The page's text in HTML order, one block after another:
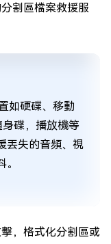
割區檔案救援服
如硬碟、移動
身碟，播放機等
丟失的音頻、視
，格式化分割區或